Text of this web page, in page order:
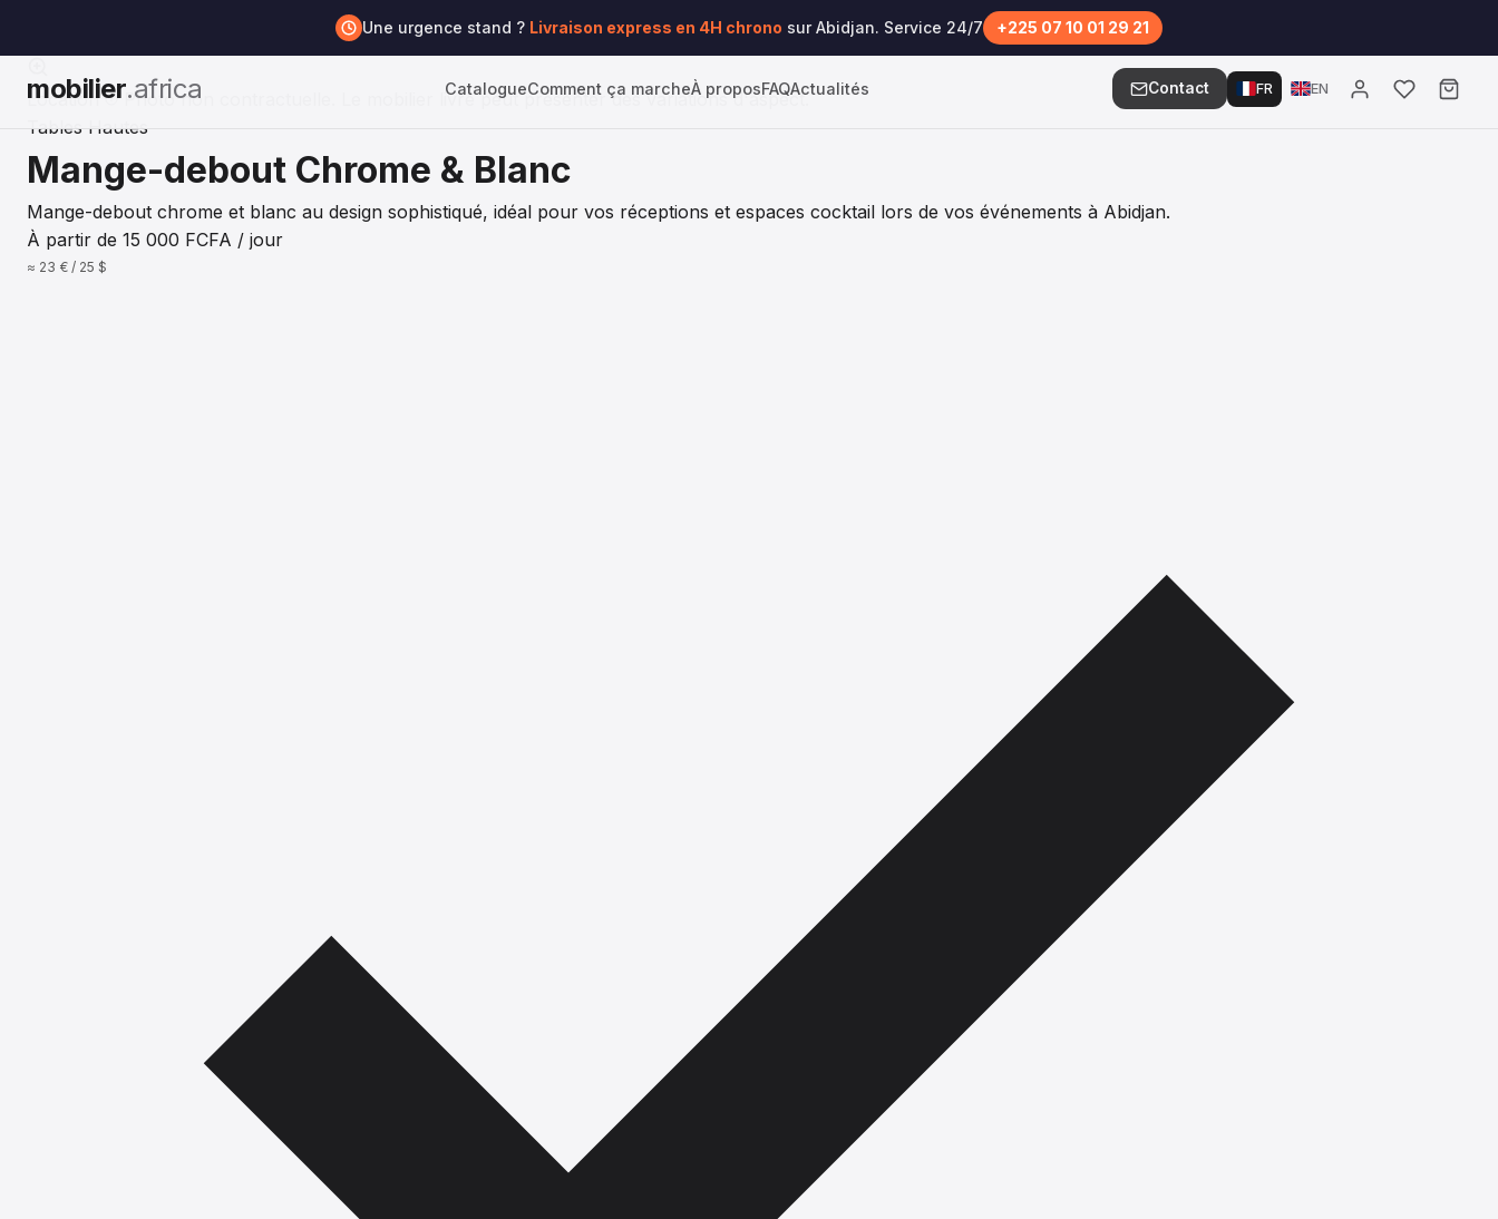
Une urgence stand ? Livraison express en 4H chrono sur Abidjan. Service 24/7 +225 07 10 01 29 21
mobilier.africa CatalogueComment ça marcheÀ proposFAQActualités Contact FR EN
/ Mange-debout Chrome & Blanc
Location Photo non contractuelle. Le mobilier livré peut présenter des variations d'aspect.
Tables Hautes
Mange-debout Chrome & Blanc
Mange-debout chrome et blanc au design sophistiqué, idéal pour vos réceptions et espaces cocktail lors de vos événements à Abidjan.
À partir de 15 000 FCFA / jour
≈ 23 € / 25 $